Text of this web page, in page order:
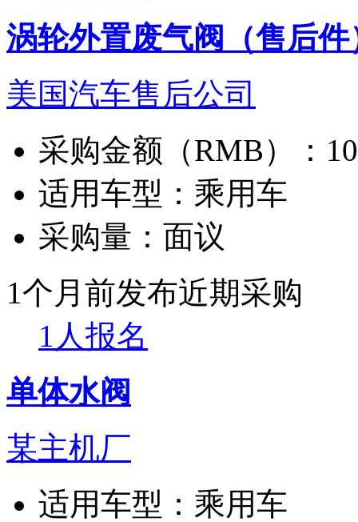
涡轮外置废气阀（售后件
美国汽车售后公司
采购金额（RMB）：
适用车型： 乘用车
采购量： 面议
1个月前发布近期采购
1人报名
单体水阀
某主机厂
适用车型： 乘用车